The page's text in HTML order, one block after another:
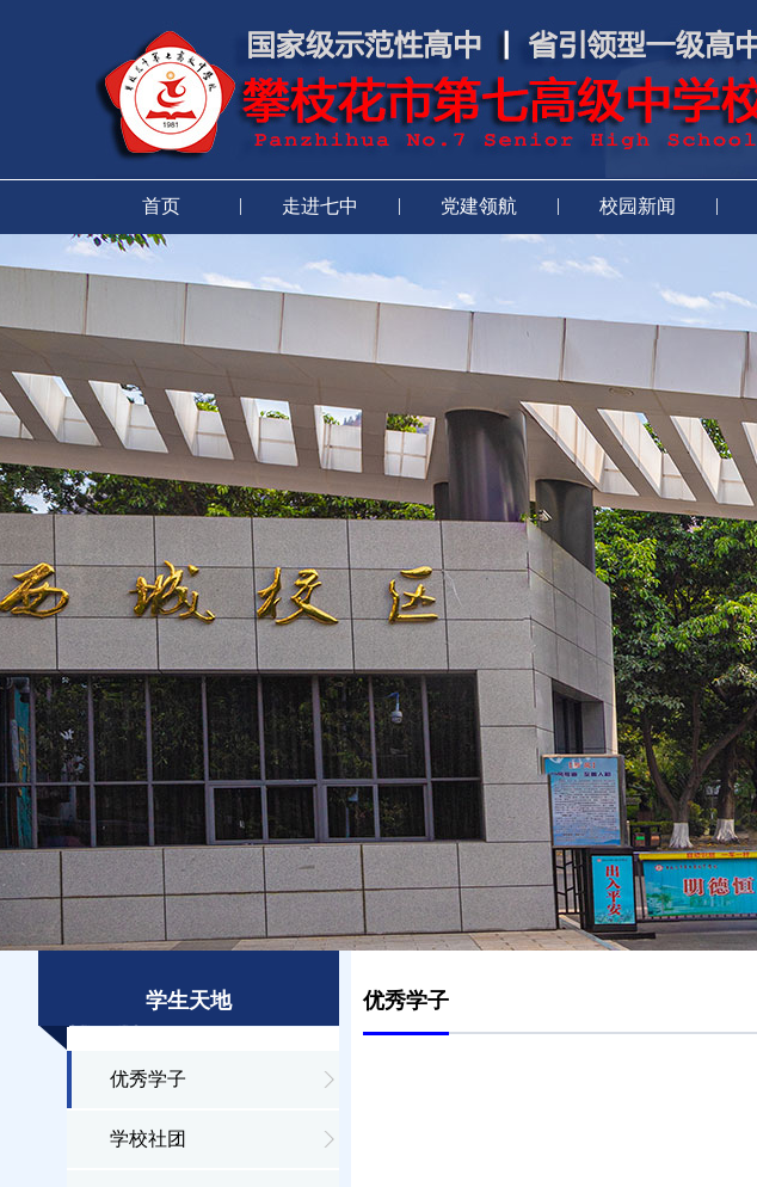
首页 | 走进七中 | 党建领航 | 校园新闻 |
学生天地
优秀学子
学校社团
优秀学子